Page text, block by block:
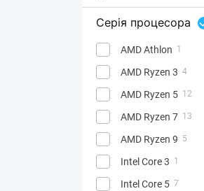
Серія процесора
AMD Athlon 1
AMD Ryzen 3 4
AMD Ryzen 5 12
AMD Ryzen 7 13
AMD Ryzen 9 5
Intel Core 3 1
Intel Core 5 7